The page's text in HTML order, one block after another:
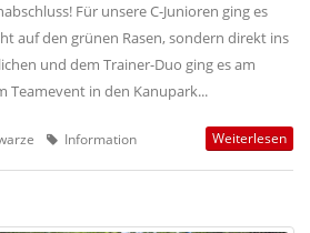
Für unsere C-Junioren ging es
auf den grünen Rasen, sondern direkt ins
und dem Trainer-Duo ging es am
Teamevent in den Kanupark...
Information Weiterlesen